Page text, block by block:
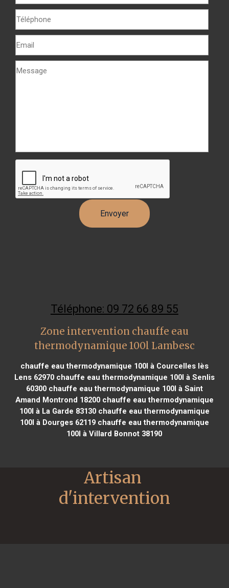
Téléphone: 09 72 66 89 55
Zone intervention chauffe eau
thermodynamique 100l Lambesc
chauffe eau thermodynamique 100l à Courcelles lès
Lens 62970chauffe eau thermodynamique 100l à Senlis
60300chauffe eau thermodynamique 100l à Saint
Amand Montrond 18200chauffe eau thermodynamique
100l à La Garde 83130chauffe eau thermodynamique
100l à Dourges 62119chauffe eau thermodynamique
100l à Villard Bonnot 38190
Artisan
d'intervention